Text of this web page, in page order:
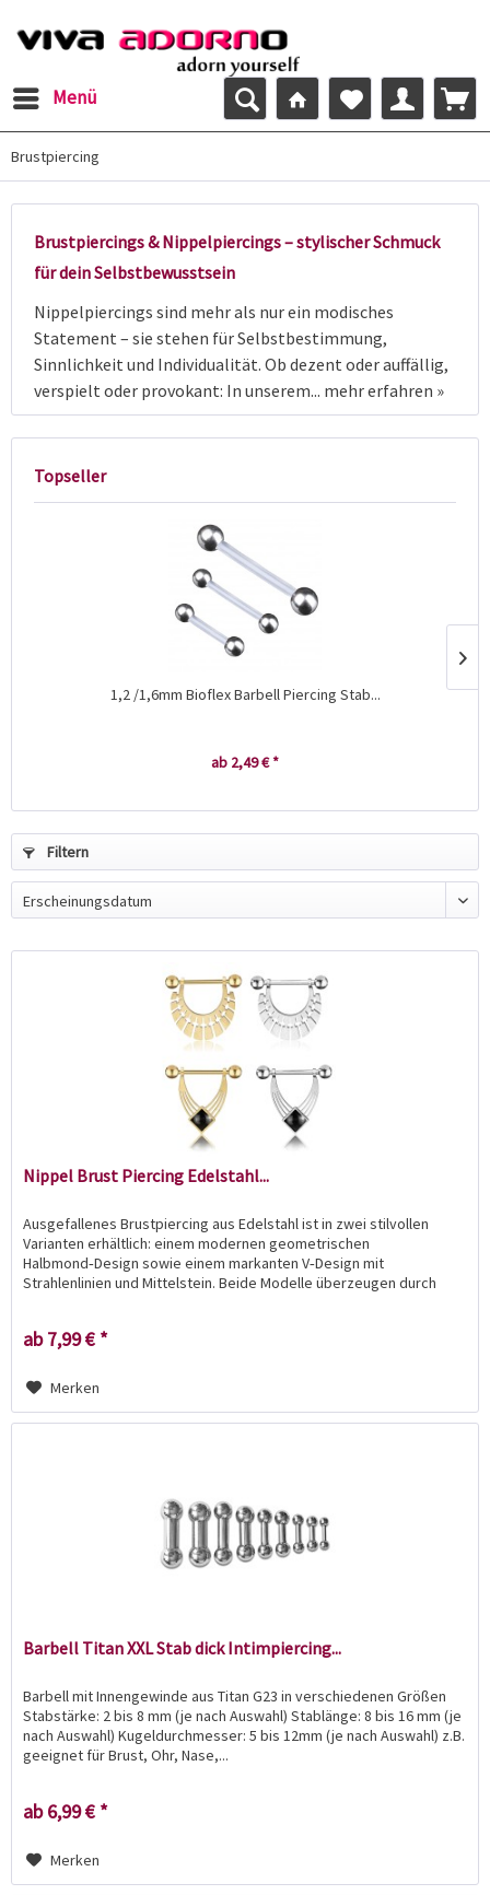
Menü
Brustpiercing
Brustpiercings & Nippelpiercings – stylischer Schmuck
für dein Selbstbewusstsein
Nippelpiercings sind mehr als nur ein modisches
Statement – sie stehen für Selbstbestimmung,
Sinnlichkeit und Individualität. Ob dezent oder auffällig,
verspielt oder provokant: In unserem... mehr erfahren »
Topseller
1,2 /1,6mm Bioflex Barbell Piercing Stab...
ab 2,49 € *
Filtern
Nippel Brust Piercing Edelstahl...
Ausgefallenes Brustpiercing aus Edelstahl ist in zwei stilvollen
Varianten erhältlich: einem modernen geometrischen
Halbmond‑Design sowie einem markanten V‑Design mit
Strahlenlinien und Mittelstein. Beide Modelle überzeugen durch
ab 7,99 € *
Merken
Barbell Titan XXL Stab dick Intimpiercing...
Barbell mit Innengewinde aus Titan G23 in verschiedenen Größen
Stabstärke: 2 bis 8 mm (je nach Auswahl) Stablänge: 8 bis 16 mm (je
nach Auswahl) Kugeldurchmesser: 5 bis 12mm (je nach Auswahl) z.B.
geeignet für Brust, Ohr, Nase,...
ab 6,99 € *
Merken